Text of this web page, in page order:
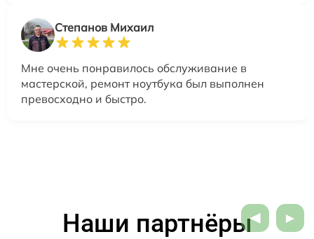
Степанов Михаил
Мне очень понравилось обслуживание в
мастерской, ремонт ноутбука был выполнен
превосходно и быстро.
Наши партнёры